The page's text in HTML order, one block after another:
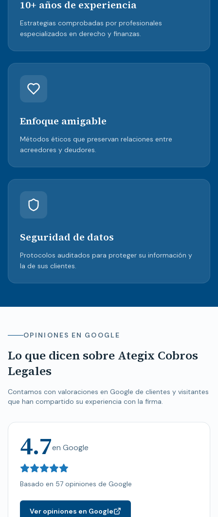
10+ años de experiencia
Estrategias comprobadas por profesionales
especializados en derecho y finanzas.
Enfoque amigable
Métodos éticos que preservan relaciones entre
acreedores y deudores.
Seguridad de datos
Protocolos auditados para proteger su información y
la de sus clientes.
OPINIONES EN GOOGLE
Lo que dicen sobre Ategix Cobros
Legales
Contamos con valoraciones en Google de clientes y visitantes
que han compartido su experiencia con la firma.
4.7en Google
Basado en 57 opiniones de Google
Ver opiniones en Google